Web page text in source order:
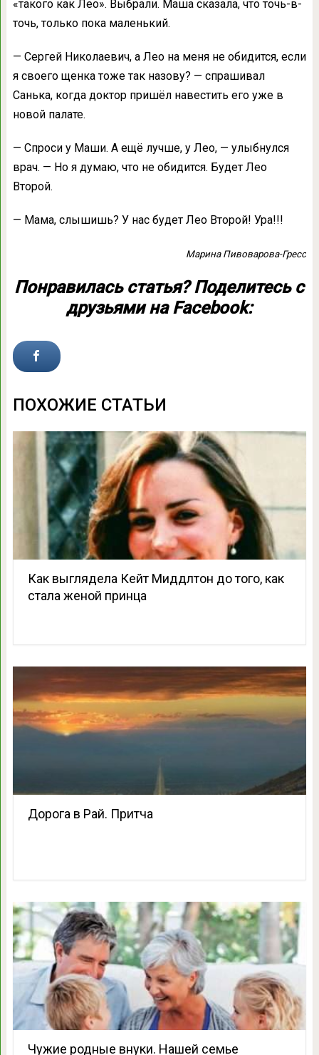
«такого как Лео». Выбрали. Маша сказала, что точь-в-
точь, только пока маленький.
— Сергей Николаевич, а Лео на меня не обидится, если
я своего щенка тоже так назову? — спрашивал
Санька, когда доктор пришёл навестить его уже в
новой палате.
— Спроси у Маши. А ещё лучше, у Лео, — улыбнулся
врач. — Но я думаю, что не обидится. Будет Лео
Второй.
— Мама, слышишь? У нас будет Лео Второй! Ура!!!
Марина Пивоварова-Гресс
Понравилась статья? Поделитесь с
друзьями на Facebook:
ПОХОЖИЕ СТАТЬИ
Как выглядела Кейт Миддлтон до того, как
стала женой принца
Дорога в Рай. Притча
Чужие родные внуки. Нашей семье